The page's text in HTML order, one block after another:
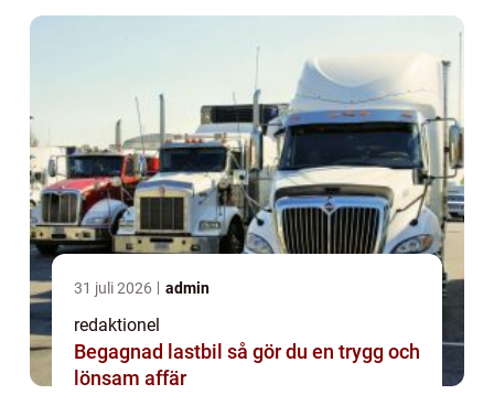
31 juli 2026 admin
redaktionel
Begagnad lastbil så gör du en trygg och
lönsam affär